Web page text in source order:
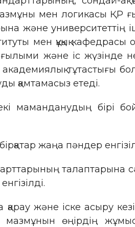
мен логикасы ҚР
және университеттің
мен құқық кафедрасы
және іс жүзінде
академиялық
қамтамасыз етеді.
маманданудың бірі
жаңа пәндер
талаптарына
және іске асыру
өңірдің